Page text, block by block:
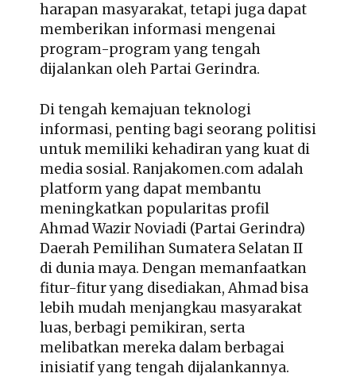
harapan masyarakat, tetapi juga dapat
memberikan informasi mengenai
program-program yang tengah
dijalankan oleh Partai Gerindra.
Di tengah kemajuan teknologi
informasi, penting bagi seorang politisi
untuk memiliki kehadiran yang kuat di
media sosial. Ranjakomen.com adalah
platform yang dapat membantu
meningkatkan popularitas profil
Ahmad Wazir Noviadi (Partai Gerindra)
Daerah Pemilihan Sumatera Selatan II
di dunia maya. Dengan memanfaatkan
fitur-fitur yang disediakan, Ahmad bisa
lebih mudah menjangkau masyarakat
luas, berbagi pemikiran, serta
melibatkan mereka dalam berbagai
inisiatif yang tengah dijalankannya.